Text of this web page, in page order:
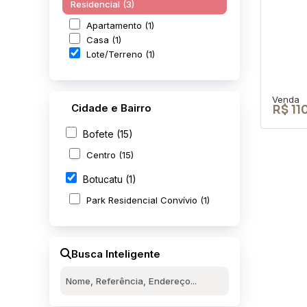
Residencial (3)
Apartamento (1)
Casa (1)
Lote/Terreno (1)
Cidade e Bairro
Bofete (15)
Centro (15)
Botucatu (1)
Park Residencial Convívio (1)
Busca Inteligente
R$